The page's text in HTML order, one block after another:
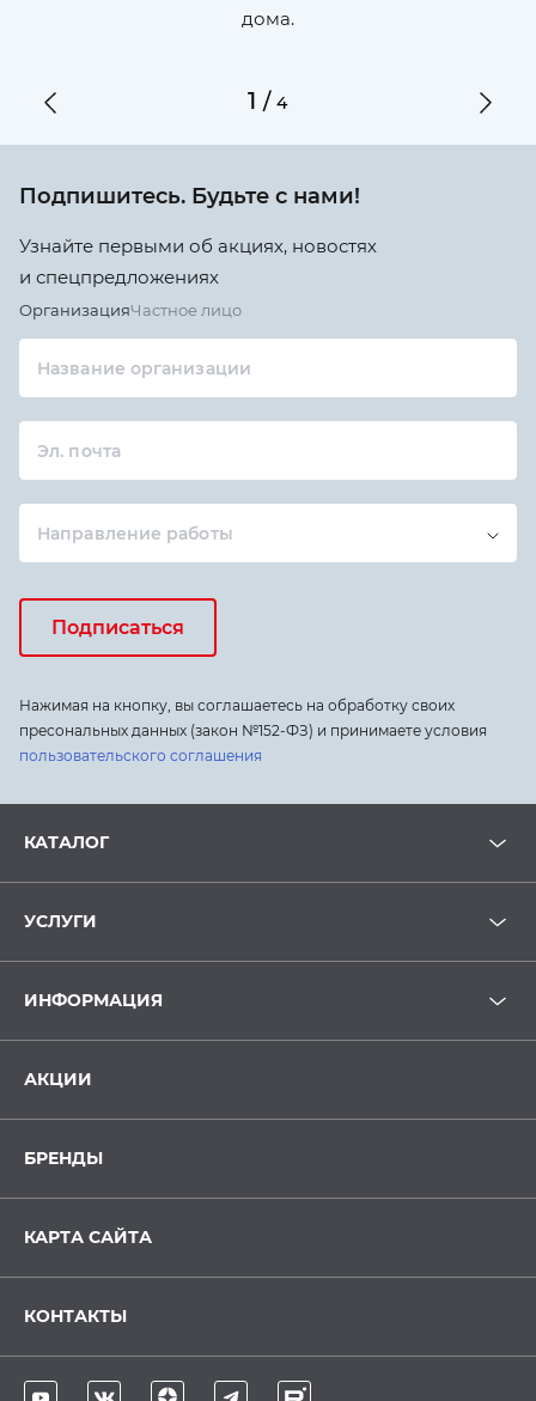
дома.
1 /4
Подпишитесь. Будьте с нами!
Узнайте первыми об акциях, новостях
и спецпредложениях
ОрганизацияЧастное лицо
Название организации
Эл. почта
Направление работы
Подписаться
Нажимая на кнопку, вы соглашаетесь на обработку своих
пресональных данных (закон №152-ФЗ) и принимаете условия
пользовательского соглашения
КАТАЛОГ
УСЛУГИ
ИНФОРМАЦИЯ
АКЦИИ
БРЕНДЫ
КАРТА САЙТА
КОНТАКТЫ